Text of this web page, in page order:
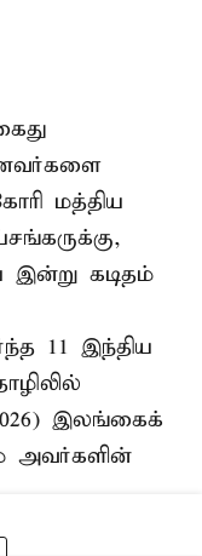
மத்திய
கடிதம்
11 இந்திய
இலங்கைக்
அவர்களின்